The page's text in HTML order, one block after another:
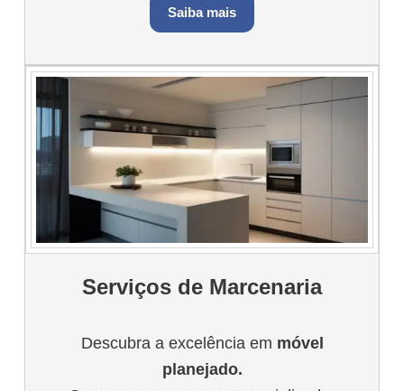
Saiba mais
Serviços de Marcenaria
Descubra a excelência em móvel
planejado.